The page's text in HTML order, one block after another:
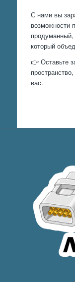
С нами вы
возможности
продуманный,
который
👉 Оставьте
вас.